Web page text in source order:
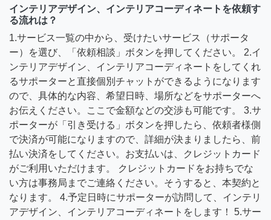
インテリアデザイン、インテリアコーディネートを依頼す
る流れは？
1.サービス一覧の中から、受けたいサービス（サポータ
ー）を選び、「依頼相談」ボタンを押してください。 2.イ
ンテリアデザイン、インテリアコーディネートをしてくれ
るサポーターと直接個別チャットができるようになります
ので、具体的な内容、希望日時、場所などをサポーターへ
お伝えください。ここで金額などの交渉も可能です。 3.サ
ポーターが「引き受ける」ボタンを押したら、依頼者様側
で決済が可能になりますので、詳細が決まりましたら、前
払い決済をしてください。お支払いは、クレジットカード
がご利用いただけます。 クレジットカードをお持ちでな
い方は事務局までご連絡ください。そうすると、本契約と
なります。 4.予定日時にサポーターが訪問して、インテリ
アデザイン、インテリアコーディネートをします！ 5.サー